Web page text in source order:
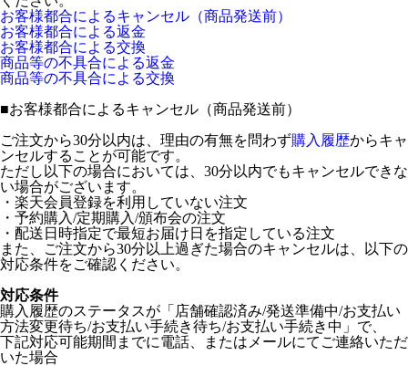
お客様都合によるキャンセル（商品発送前）
お客様都合による返金
お客様都合による交換
商品等の不具合による返金
商品等の不具合による交換
■お客様都合によるキャンセル（商品発送前）
ご注文から30分以内は、理由の有無を問わず購入履歴からキャ
ンセルすることが可能です。
ただし以下の場合においては、30分以内でもキャンセルできな
い場合がございます。
・楽天会員登録を利用していない注文
・予約購入/定期購入/頒布会の注文
・配送日時指定で最短お届け日を指定している注文
また、ご注文から30分以上過ぎた場合のキャンセルは、以下の
対応条件をご確認ください。
対応条件
購入履歴のステータスが「店舗確認済み/発送準備中/お支払い
方法変更待ち/お支払い手続き待ち/お支払い手続き中」で、
下記対応可能期間までに電話、またはメールにてご連絡いただ
いた場合